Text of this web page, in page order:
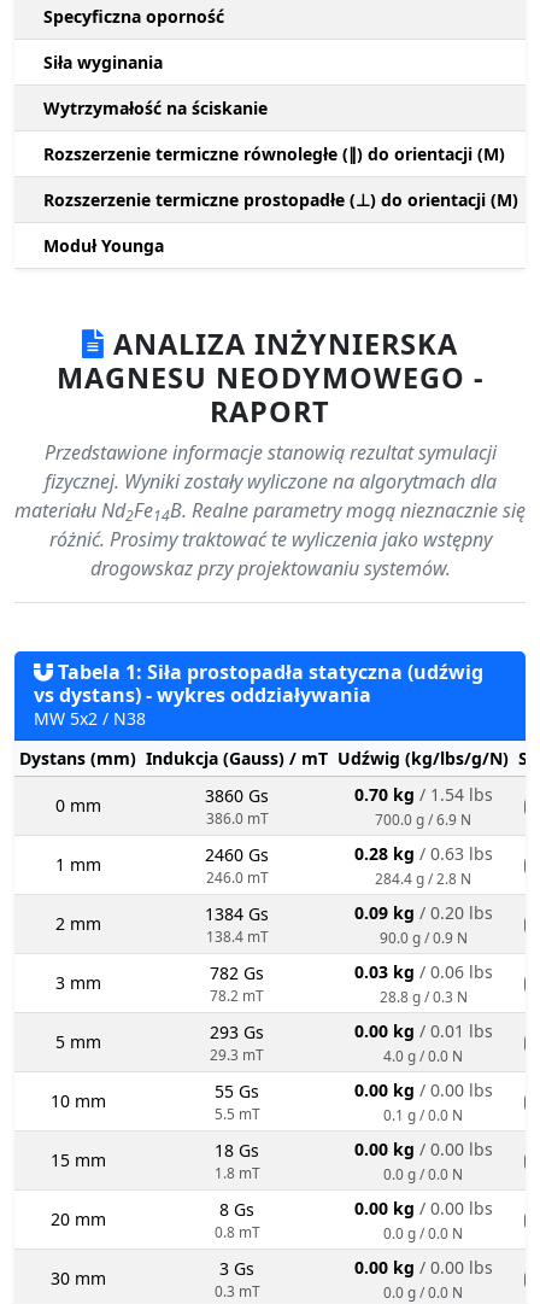
Specyficzna oporność
Siła wyginania
Wytrzymałość na ściskanie
Rozszerzenie termiczne równoległe (∥) do orientacji (M)
Rozszerzenie termiczne prostopadłe (⊥) do orientacji (M)
Moduł Younga
ANALIZA INŻYNIERSKA
MAGNESU NEODYMOWEGO -
RAPORT
Przedstawione informacje stanowią rezultat symulacji
fizycznej. Wyniki zostały wyliczone na algorytmach dla
materiału Nd2Fe14B. Realne parametry mogą nieznacznie się
różnić. Prosimy traktować te wyliczenia jako wstępny
drogowskaz przy projektowaniu systemów.
Tabela 1: Siła prostopadła statyczna (udźwig
vs dystans) - wykres oddziaływania
MW 5x2 / N38
Dystans (mm) Indukcja (Gauss) / mT Udźwig (kg/lbs/g/N)
0 mm 3860 Gs
386.0 mT
0.70 kg / 1.54 lbs
700.0 g / 6.9 N
1 mm 2460 Gs
246.0 mT
0.28 kg / 0.63 lbs
284.4 g / 2.8 N
2 mm 1384 Gs
138.4 mT
0.09 kg / 0.20 lbs
90.0 g / 0.9 N
3 mm 782 Gs
78.2 mT
0.03 kg / 0.06 lbs
28.8 g / 0.3 N
5 mm 293 Gs
29.3 mT
0.00 kg / 0.01 lbs
4.0 g / 0.0 N
10 mm 55 Gs
5.5 mT
0.00 kg / 0.00 lbs
0.1 g / 0.0 N
15 mm 18 Gs
1.8 mT
0.00 kg / 0.00 lbs
0.0 g / 0.0 N
20 mm 8 Gs
0.8 mT
0.00 kg / 0.00 lbs
0.0 g / 0.0 N
30 mm 3 Gs
0.3 mT
0.00 kg / 0.00 lbs
0.0 g / 0.0 N